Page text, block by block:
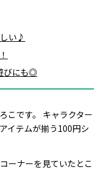
い♪
びにも◎
こです。 キャラクター
イテムが揃う100円シ
ーナーを見ていたとこ